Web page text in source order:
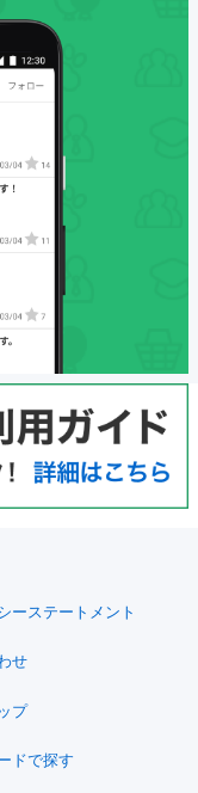
ーステートメント
せ
プ
ドで探す